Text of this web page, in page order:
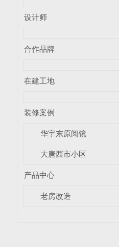
设计师
合作品牌
在建工地
装修案例
华宇东原阅镜
大唐西市小区
产品中心
老房改造